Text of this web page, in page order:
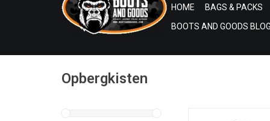
HOME BAGS & PACKS
BOOTS AND GOODS
Opbergkisten